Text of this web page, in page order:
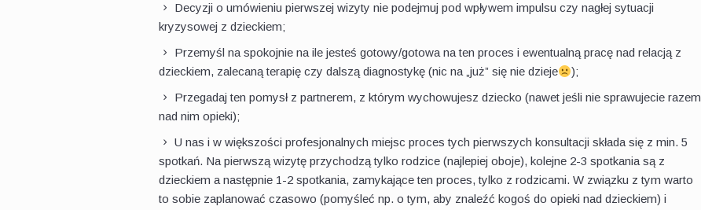
Decyzji o umówieniu pierwszej wizyty nie podejmuj pod wpływem impulsu czy nagłej sytuacji
kryzysowej z dzieckiem;
Przemyśl na spokojnie na ile jesteś gotowy/gotowa na ten proces i ewentualną pracę nad relacją z
dzieckiem, zalecaną terapię czy dalszą diagnostykę (nic na „już” się nie dzieje
);
Przegadaj ten pomysł z partnerem, z którym wychowujesz dziecko (nawet jeśli nie sprawujecie razem
nad nim opieki);
U nas i w większości profesjonalnych miejsc proces tych pierwszych konsultacji składa się z min. 5
spotkań. Na pierwszą wizytę przychodzą tylko rodzice (najlepiej oboje), kolejne 2-3 spotkania są z
dzieckiem a następnie 1-2 spotkania, zamykające ten proces, tylko z rodzicami. W związku z tym warto
to sobie zaplanować czasowo (pomyśleć np. o tym, aby znaleźć kogoś do opieki nad dzieckiem) i